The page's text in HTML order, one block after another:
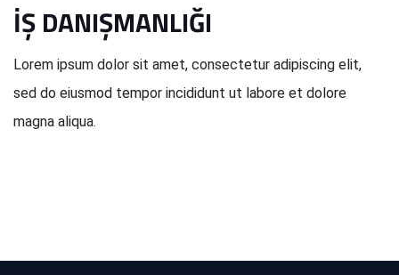
İŞ DANIŞMANLIĞI
Lorem ipsum dolor sit amet, consectetur adipiscing elit,
sed do eiusmod tempor incididunt ut labore et dolore
magna aliqua.